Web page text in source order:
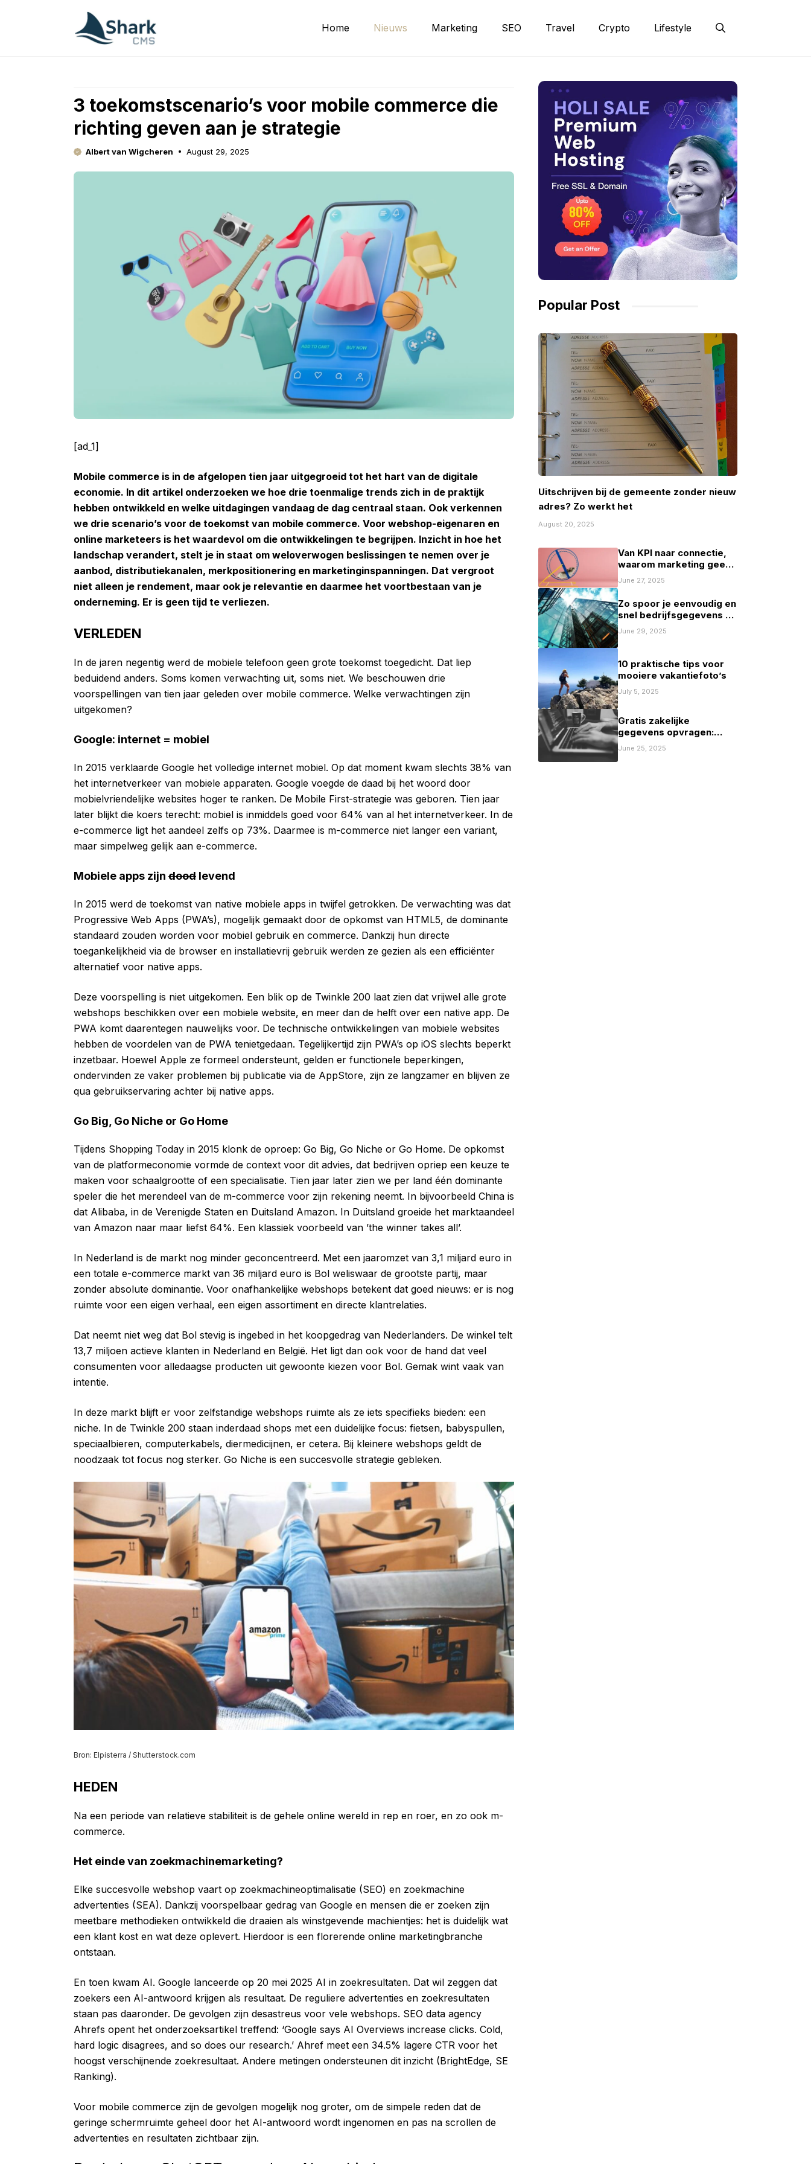
Home Nieuws Marketing SEO Travel Crypto Lifestyle
3 toekomstscenario’s voor mobile commerce die
richting geven aan je strategie
Albert van Wigcheren August 29, 2025
[ad_1]
Mobile commerce is in de afgelopen tien jaar uitgegroeid tot het hart van de digitale
economie. In dit artikel onderzoeken we hoe drie toenmalige trends zich in de praktijk
hebben ontwikkeld en welke uitdagingen vandaag de dag centraal staan. Ook verkennen
we drie scenario’s voor de toekomst van mobile commerce. Voor webshop-eigenaren en
online marketeers is het waardevol om die ontwikkelingen te begrijpen. Inzicht in hoe het
landschap verandert, stelt je in staat om weloverwogen beslissingen te nemen over je
aanbod, distributiekanalen, merkpositionering en marketinginspanningen. Dat vergroot
niet alleen je rendement, maar ook je relevantie en daarmee het voortbestaan van je
onderneming. Er is geen tijd te verliezen.
VERLEDEN
In de jaren negentig werd de mobiele telefoon geen grote toekomst toegedicht. Dat liep
beduidend anders. Soms komen verwachting uit, soms niet. We beschouwen drie
voorspellingen van tien jaar geleden over mobile commerce. Welke verwachtingen zijn
uitgekomen?
Google: internet = mobiel
In 2015 verklaarde Google het volledige internet mobiel. Op dat moment kwam slechts 38% van
het internetverkeer van mobiele apparaten. Google voegde de daad bij het woord door
mobielvriendelijke websites hoger te ranken. De Mobile First-strategie was geboren. Tien jaar
later blijkt die koers terecht: mobiel is inmiddels goed voor 64% van al het internetverkeer. In de
e-commerce ligt het aandeel zelfs op 73%. Daarmee is m-commerce niet langer een variant,
maar simpelweg gelijk aan e-commerce.
Mobiele apps zijn dood levend
In 2015 werd de toekomst van native mobiele apps in twijfel getrokken. De verwachting was dat
Progressive Web Apps (PWA’s), mogelijk gemaakt door de opkomst van HTML5, de dominante
standaard zouden worden voor mobiel gebruik en commerce. Dankzij hun directe
toegankelijkheid via de browser en installatievrij gebruik werden ze gezien als een efficiënter
alternatief voor native apps.
Deze voorspelling is niet uitgekomen. Een blik op de Twinkle 200 laat zien dat vrijwel alle grote
webshops beschikken over een mobiele website, en meer dan de helft over een native app. De
PWA komt daarentegen nauwelijks voor. De technische ontwikkelingen van mobiele websites
hebben de voordelen van de PWA tenietgedaan. Tegelijkertijd zijn PWA’s op iOS slechts beperkt
inzetbaar. Hoewel Apple ze formeel ondersteunt, gelden er functionele beperkingen,
ondervinden ze vaker problemen bij publicatie via de AppStore, zijn ze langzamer en blijven ze
qua gebruikservaring achter bij native apps.
Go Big, Go Niche or Go Home
Tijdens Shopping Today in 2015 klonk de oproep: Go Big, Go Niche or Go Home. De opkomst
van de platformeconomie vormde de context voor dit advies, dat bedrijven opriep een keuze te
maken voor schaalgrootte of een specialisatie. Tien jaar later zien we per land één dominante
speler die het merendeel van de m-commerce voor zijn rekening neemt. In bijvoorbeeld China is
dat Alibaba, in de Verenigde Staten en Duitsland Amazon. In Duitsland groeide het marktaandeel
van Amazon naar maar liefst 64%. Een klassiek voorbeeld van ’the winner takes all’.
In Nederland is de markt nog minder geconcentreerd. Met een jaaromzet van 3,1 miljard euro in
een totale e-commerce markt van 36 miljard euro is Bol weliswaar de grootste partij, maar
zonder absolute dominantie. Voor onafhankelijke webshops betekent dat goed nieuws: er is nog
ruimte voor een eigen verhaal, een eigen assortiment en directe klantrelaties.
Dat neemt niet weg dat Bol stevig is ingebed in het koopgedrag van Nederlanders. De winkel telt
13,7 miljoen actieve klanten in Nederland en België. Het ligt dan ook voor de hand dat veel
consumenten voor alledaagse producten uit gewoonte kiezen voor Bol. Gemak wint vaak van
intentie.
In deze markt blijft er voor zelfstandige webshops ruimte als ze iets specifieks bieden: een
niche. In de Twinkle 200 staan inderdaad shops met een duidelijke focus: fietsen, babyspullen,
speciaalbieren, computerkabels, diermedicijnen, er cetera. Bij kleinere webshops geldt de
noodzaak tot focus nog sterker. Go Niche is een succesvolle strategie gebleken.
Bron: Elpisterra / Shutterstock.com
HEDEN
Na een periode van relatieve stabiliteit is de gehele online wereld in rep en roer, en zo ook m-
commerce.
Het einde van zoekmachinemarketing?
Elke succesvolle webshop vaart op zoekmachineoptimalisatie (SEO) en zoekmachine
advertenties (SEA). Dankzij voorspelbaar gedrag van Google en mensen die er zoeken zijn
meetbare methodieken ontwikkeld die draaien als winstgevende machientjes: het is duidelijk wat
een klant kost en wat deze oplevert. Hierdoor is een florerende online marketingbranche
ontstaan.
En toen kwam AI. Google lanceerde op 20 mei 2025 AI in zoekresultaten. Dat wil zeggen dat
zoekers een AI-antwoord krijgen als resultaat. De reguliere advertenties en zoekresultaten
staan pas daaronder. De gevolgen zijn desastreus voor vele webshops. SEO data agency
Ahrefs opent het onderzoeksartikel treffend: ‘Google says AI Overviews increase clicks. Cold,
hard logic disagrees, and so does our research.’ Ahref meet een 34.5% lagere CTR voor het
hoogst verschijnende zoekresultaat. Andere metingen ondersteunen dit inzicht (BrightEdge, SE
Ranking).
Voor mobile commerce zijn de gevolgen mogelijk nog groter, om de simpele reden dat de
geringe schermruimte geheel door het AI-antwoord wordt ingenomen en pas na scrollen de
advertenties en resultaten zichtbaar zijn.
Popular Post
Uitschrijven bij de gemeente zonder nieuw
adres? Zo werkt het
August 20, 2025
Van KPI naar connectie,
waarom marketing geen
spelletje scoren mag zijn
June 27, 2025
Zo spoor je eenvoudig en
snel bedrijfsgegevens op
in Nederland
June 29, 2025
10 praktische tips voor
mooiere vakantiefoto’s
July 5, 2025
Gratis zakelijke
gegevens opvragen:
mogelijkheden en
beperkingen
June 25, 2025